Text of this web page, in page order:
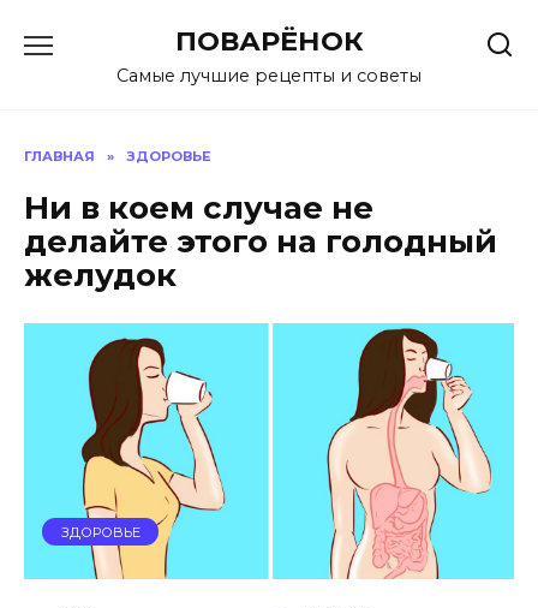
содержанию
ПОВАРЁНОК
Самые лучшие рецепты и советы
ГЛАВНАЯ » ЗДОРОВЬЕ
Ни в коем случае не
делайте этого на голодный
желудок
ЗДОРОВЬЕ